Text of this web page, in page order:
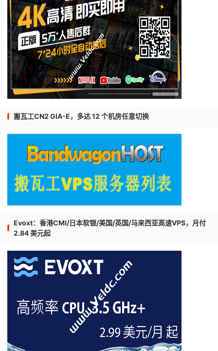
搬瓦工CN2 GIA-E，多达 12 个机房任意切换
Evoxt：香港CMI/日本软银/美国/英国/马来西亚高速VPS，月付
2.84 美元起